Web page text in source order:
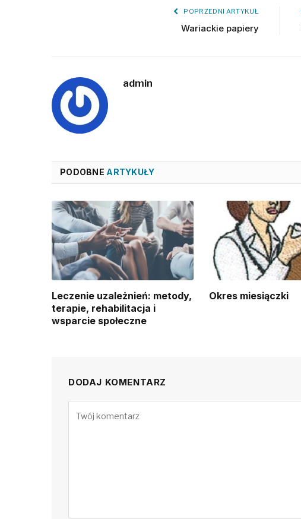
POPRZEDNI ARTYKUŁ
Wariackie papiery
admin
PODOBNE ARTYKUŁY
Leczenie uzależnień: metody,
terapie, rehabilitacja i
wsparcie społeczne
Okres miesiączki
DODAJ KOMENTARZ